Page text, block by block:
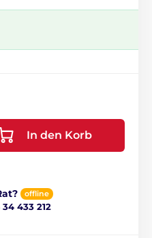
In den Korb
offline
34 433 212